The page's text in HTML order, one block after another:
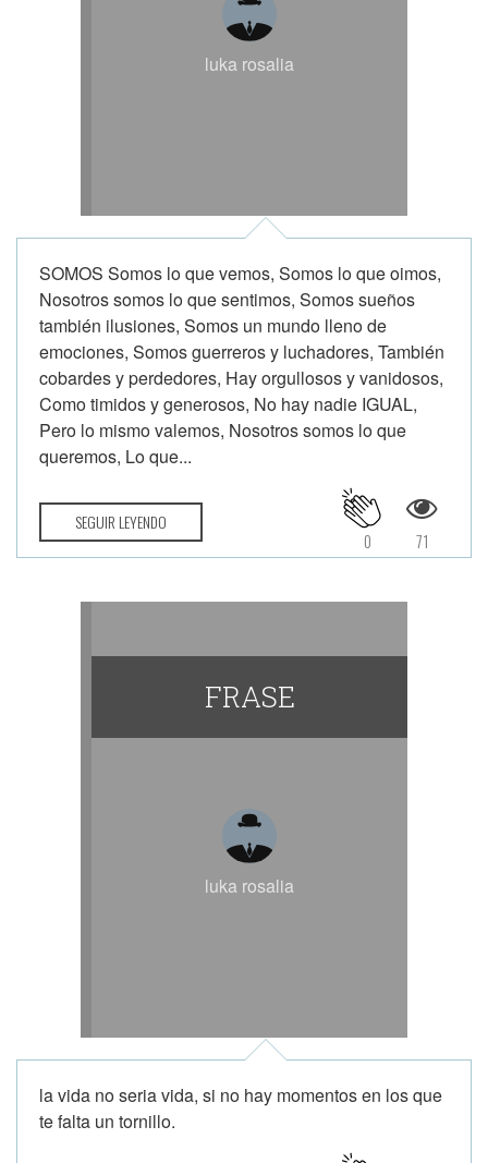
luka rosalia
SOMOS Somos lo que vemos, Somos lo que oimos,
Nosotros somos lo que sentimos, Somos sueños
también ilusiones, Somos un mundo lleno de
emociones, Somos guerreros y luchadores, También
cobardes y perdedores, Hay orgullosos y vanidosos,
Como timidos y generosos, No hay nadie IGUAL,
Pero lo mismo valemos, Nosotros somos lo que
queremos, Lo que...
SEGUIR LEYENDO
71
0
FRASE
luka rosalia
la vida no seria vida, si no hay momentos en los que
te falta un tornillo.